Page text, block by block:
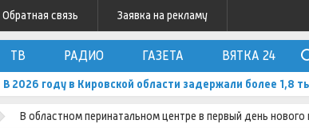
Обратная связь Заявка на рекламу
ТВ РАДИО ГАЗЕТА ВЯТКА 24
В 2026 году в Кировской области задержали более 1,8
В областном перинатальном центре в первый день